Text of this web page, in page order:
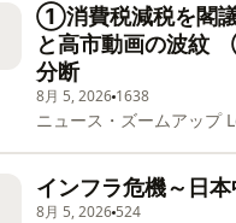
①消費税減税を閣
と高市動画の波紋
分断
8月 5, 2026 1638
ニュース・ズームアッ
インフラ危機～日
8月 5, 2026 524